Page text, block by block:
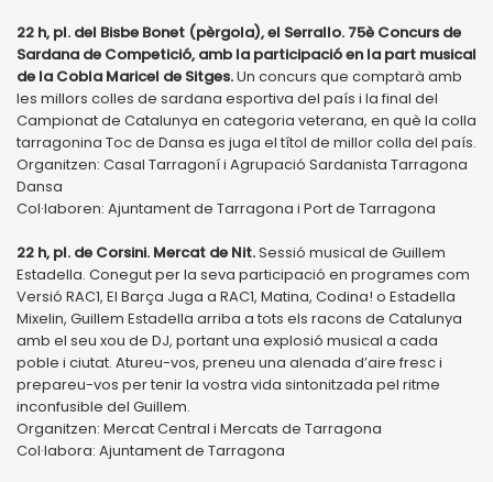
22 h, pl. del Bisbe Bonet (pèrgola), el Serrallo. 75è Concurs de
Sardana de Competició, amb la participació en la part musical
de la Cobla Maricel de Sitges.Un concurs que comptarà amb
les millors colles de sardana esportiva del país i la final del
Campionat de Catalunya en categoria veterana, en què la colla
tarragonina Toc de Dansa es juga el títol de millor colla del país.
Organitzen: Casal Tarragoní i Agrupació Sardanista Tarragona
Dansa
Col·laboren: Ajuntament de Tarragona i Port de Tarragona
22 h, pl. de Corsini. Mercat de Nit.Sessió musical de Guillem
Estadella. Conegut per la seva participació en programes com
Versió RAC1, El Barça Juga a RAC1, Matina, Codina! o Estadella
Mixelin, Guillem Estadella arriba a tots els racons de Catalunya
amb el seu xou de DJ, portant una explosió musical a cada
poble i ciutat. Atureu-vos, preneu una alenada d’aire fresc i
prepareu-vos per tenir la vostra vida sintonitzada pel ritme
inconfusible del Guillem.
Organitzen: Mercat Central i Mercats de Tarragona
Col·labora: Ajuntament de Tarragona